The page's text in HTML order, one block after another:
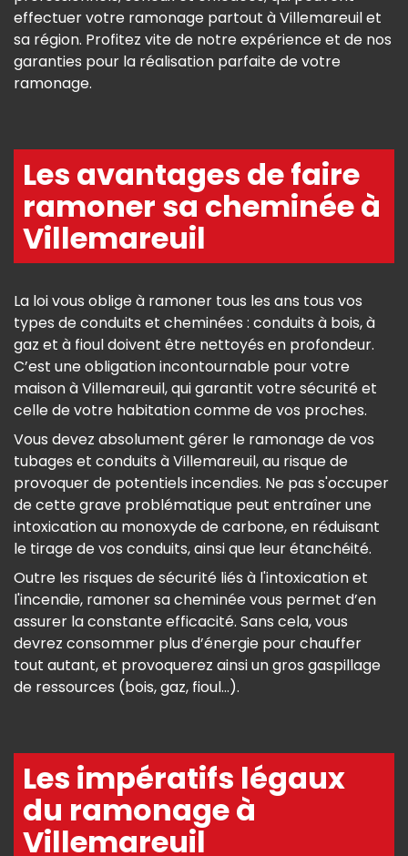
effectuer votre ramonage partout à Villemareuil et
sa région. Profitez vite de notre expérience et de nos
garanties pour la réalisation parfaite de votre
ramonage.
Les avantages de faire
ramoner sa cheminée à
Villemareuil
La loi vous oblige à ramoner tous les ans tous vos
types de conduits et cheminées : conduits à bois, à
gaz et à fioul doivent être nettoyés en profondeur.
C’est une obligation incontournable pour votre
maison à Villemareuil, qui garantit votre sécurité et
celle de votre habitation comme de vos proches.
Vous devez absolument gérer le ramonage de vos
tubages et conduits à Villemareuil, au risque de
provoquer de potentiels incendies. Ne pas s'occuper
de cette grave problématique peut entraîner une
intoxication au monoxyde de carbone, en réduisant
le tirage de vos conduits, ainsi que leur étanchéité.
Outre les risques de sécurité liés à l'intoxication et
l'incendie, ramoner sa cheminée vous permet d’en
assurer la constante efficacité. Sans cela, vous
devrez consommer plus d’énergie pour chauffer
tout autant, et provoquerez ainsi un gros gaspillage
de ressources (bois, gaz, fioul...).
Les impératifs légaux
du ramonage à
Villemareuil